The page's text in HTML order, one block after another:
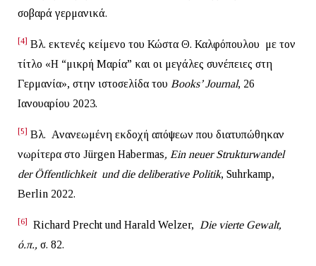
σοβαρά γερμανικά.
[4] Βλ. εκτενές κείμενο του Κώστα Θ. Καλφόπουλου με τον
τίτλο «Η “μικρή Μαρία” και οι μεγάλες συνέπειες στη
Γερμανία», στην ιστοσελίδα του Books’Journal, 26
Ιανουαρίου 2023.
[5] Βλ. Ανανεωμένη εκδοχή απόψεων που διατυπώθηκαν
νωρίτερα στο Jürgen Habermas, Ein neuerStrukturwandel
der Öffentlichkeit unddie deliberative Politik, Suhrkamp,
Berlin 2022.
[6] Richard Precht und Harald Welzer,
Die vierte Gewalt,
ό.π., σ. 82.